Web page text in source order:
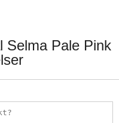
Selma Pale Pink